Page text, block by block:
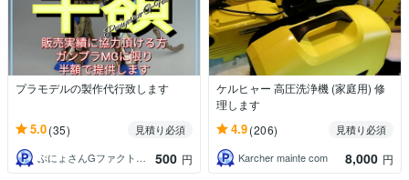
プラモデルの製作代行致します
5.0(35)
見積り必須
ぷにょさんGファクトリー
500 円
ケルヒャー 高圧洗浄機 (家庭用) 修
理します
4.9(206)
見積り必須
Karcher mainte com
8,000 円